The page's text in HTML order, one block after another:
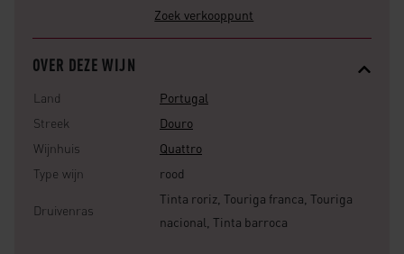
Zoek verkooppunt
OVER DEZE WIJN
Land
Portugal
Streek
Douro
Wijnhuis
Quattro
Type wijn
rood
Druivenras
Tinta roriz, Touriga franca, Touriga
nacional, Tinta barroca